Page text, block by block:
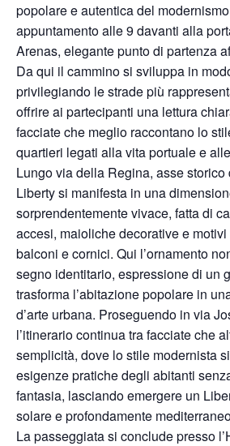
popolare e autentica del
appuntamento alle 9 davanti alla
Arenas, elegante punto di partenza
Da qui il cammino si sviluppa in
privilegiando le strade più
offrire ai partecipanti una lettura
facciate che meglio raccontano lo
quartieri legati alla vita portuale e
Lungo via della Regina, asse storico
Liberty si manifesta in una
sorprendentemente vivace, fatta di
accesi, maioliche decorative e
balconi e cornici. Qui l’ornamento
segno identitario, espressione di un
trasforma l’abitazione popolare in
d’arte urbana. Proseguendo in via
l’itinerario continua tra facciate che
semplicità, dove lo stile modernista
esigenze pratiche degli abitanti
fantasia, lasciando emergere un
solare e profondamente
La passeggiata si conclude presso